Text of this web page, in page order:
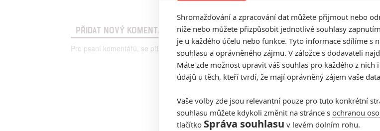
PŘIDAT NOVÝ KOMENTÁŘ
Pro psaní komentářů, se přihlašte.
Shromažďování a zpracování dat můžete přijmout nebo
níže nebo můžete přizpůsobit jednotlivé souhlasy
je u každého účelu nebo funkce. Tyto informace sdílíme s
souhlasu a oprávněného zájmu. V záložce s dodavateli
Máte zde možnost upravit váš souhlas pro každého z
údajů u těch, kteří tvrdí, že mají oprávněný zájem vaše
Vaše volby zde jsou relevantní pouze pro tuto konkrétní
souhlasu můžete kdykoli změnit na stránce s ochranou
tlačítko Správa souhlasu v levém dolním rohu.